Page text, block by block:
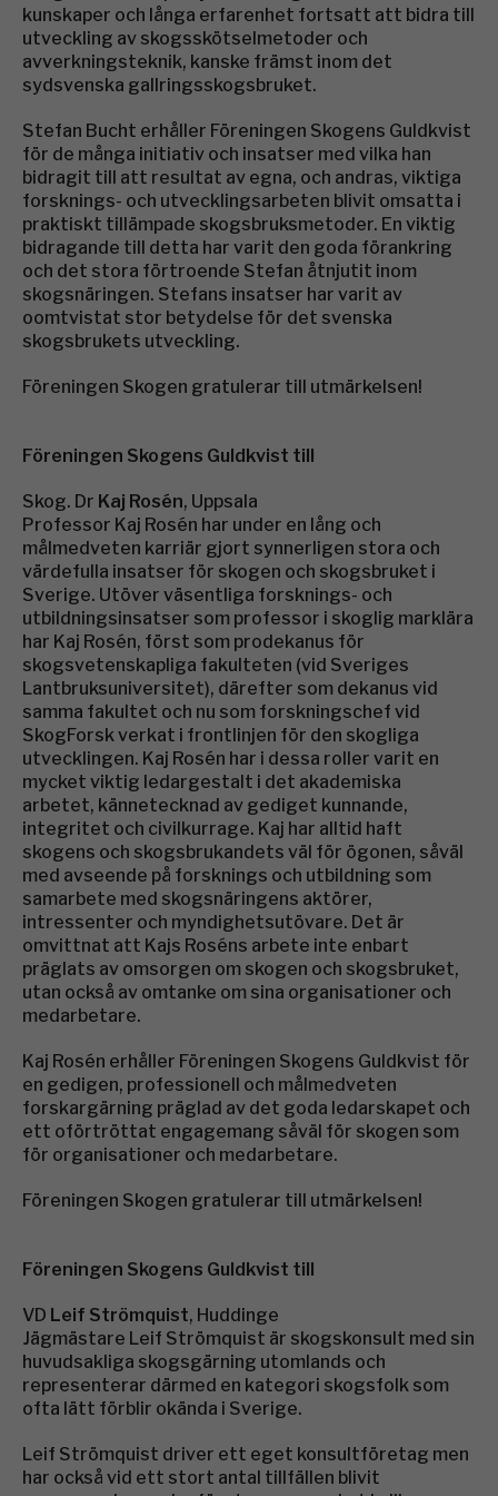
kunskaper och långa erfarenhet fortsatt att bidra till
utveckling av skogsskötselmetoder och
avverkningsteknik, kanske främst inom det
sydsvenska gallringsskogsbruket.
Stefan Bucht erhåller Föreningen Skogens Guldkvist
för de många initiativ och insatser med vilka han
bidragit till att resultat av egna, och andras, viktiga
forsknings- och utvecklingsarbeten blivit omsatta i
praktiskt tillämpade skogsbruksmetoder. En viktig
bidragande till detta har varit den goda förankring
och det stora förtroende Stefan åtnjutit inom
skogsnäringen. Stefans insatser har varit av
oomtvistat stor betydelse för det svenska
skogsbrukets utveckling.
Föreningen Skogen gratulerar till utmärkelsen!
Föreningen Skogens Guldkvist till
Skog. Dr Kaj Rosén, Uppsala
Professor Kaj Rosén har under en lång och
målmedveten karriär gjort synnerligen stora och
värdefulla insatser för skogen och skogsbruket i
Sverige. Utöver väsentliga forsknings- och
utbildningsinsatser som professor i skoglig marklära
har Kaj Rosén, först som prodekanus för
skogsvetenskapliga fakulteten (vid Sveriges
Lantbruksuniversitet), därefter som dekanus vid
samma fakultet och nu som forskningschef vid
SkogForsk verkat i frontlinjen för den skogliga
utvecklingen. Kaj Rosén har i dessa roller varit en
mycket viktig ledargestalt i det akademiska
arbetet, kännetecknad av gediget kunnande,
integritet och civilkurrage. Kaj har alltid haft
skogens och skogsbrukandets väl för ögonen, såväl
med avseende på forsknings och utbildning som
samarbete med skogsnäringens aktörer,
intressenter och myndighetsutövare. Det är
omvittnat att Kajs Roséns arbete inte enbart
präglats av omsorgen om skogen och skogsbruket,
utan också av omtanke om sina organisationer och
medarbetare.
Kaj Rosén erhåller Föreningen Skogens Guldkvist för
en gedigen, professionell och målmedveten
forskargärning präglad av det goda ledarskapet och
ett oförtröttat engagemang såväl för skogen som
för organisationer och medarbetare.
Föreningen Skogen gratulerar till utmärkelsen!
Föreningen Skogens Guldkvist till
VD Leif Strömquist, Huddinge
Jägmästare Leif Strömquist är skogskonsult med sin
huvudsakliga skogsgärning utomlands och
representerar därmed en kategori skogsfolk som
ofta lätt förblir okända i Sverige.
Leif Strömquist driver ett eget konsultföretag men
har också vid ett stort antal tillfällen blivit